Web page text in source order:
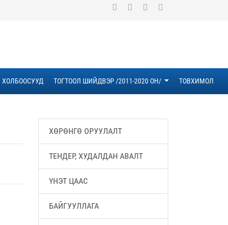
ХОЛБООСУУД ТОГТООЛ ШИЙДВЭР /2011-2020 ОН/ ТОВХИМОЛ
ХӨРӨНГӨ ОРУУЛАЛТ
ТЕНДЕР, ХУДАЛДАН АВАЛТ
ҮНЭТ ЦААС
БАЙГУУЛЛАГА